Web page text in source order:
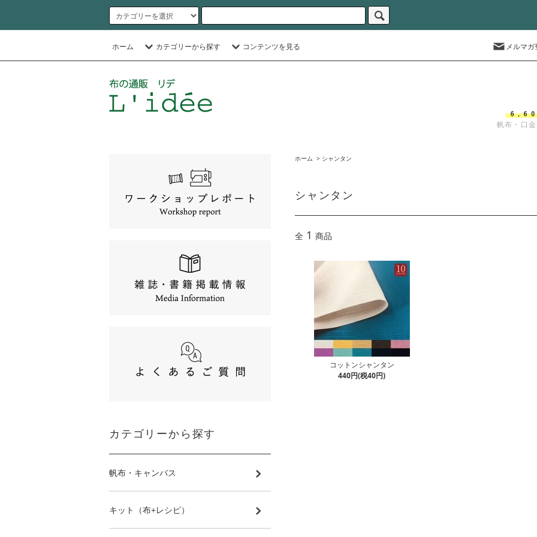
ホーム カテゴリーから探す コンテンツを見る メルマ
帆布・口
ホーム > シャンタン
シャンタン
全 1 商品
コットンシャンタン
440円(税40円)
カテゴリーから探す
帆布・キャンバス
キット（布+レシピ）